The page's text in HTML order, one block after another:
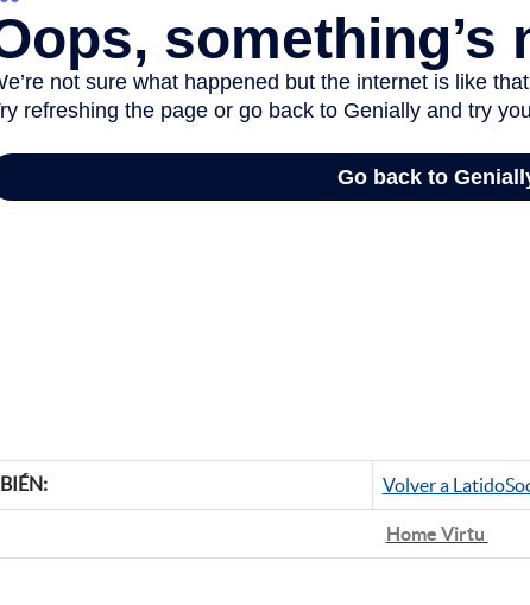
Volver a
Home Virtu